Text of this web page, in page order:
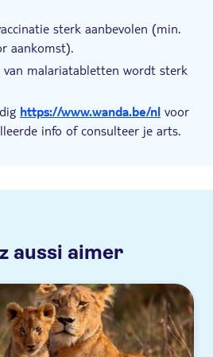
sterk aanbevolen (min.
aankomst).
malariatabletten wordt sterk
https://www.wanda.be/nl voor
info of consulteer je arts.
aussi aimer